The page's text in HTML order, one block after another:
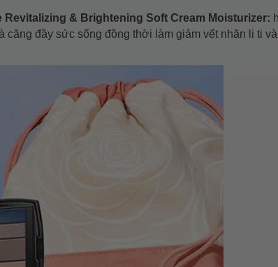
& Brightening Soft Cream Moisturizer:
căng đầy sức sống đồng thời làm giảm vết nhăn li ti